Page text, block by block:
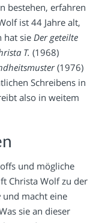
bestehen, erfahren
ist 44 Jahre alt,
hat sie Der geteilte
T. (1968)
(1976)
Schreibens in
also in weitem
und mögliche
Christa Wolf zu der
und macht eine
sie an dieser